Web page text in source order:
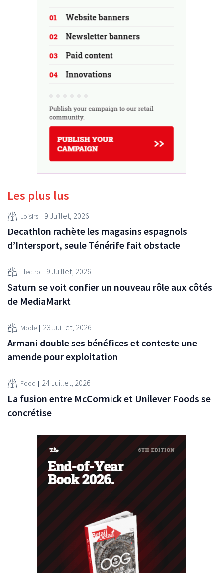
Les plus lus
Loisirs 9 Juillet, 2026
Decathlon rachète les magasins espagnols
d’Intersport, seule Ténérife fait obstacle
Electro 9 Juillet, 2026
Saturn se voit confier un nouveau rôle aux côtés
de MediaMarkt
Mode 23 Juillet, 2026
Armani double ses bénéfices et conteste une
amende pour exploitation
Food 24 Juillet, 2026
La fusion entre McCormick et Unilever Foods se
concrétise